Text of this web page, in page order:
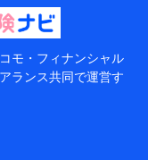
タを取得する方法
グループ
モ・フィナンシャル
ランス共同で運営す